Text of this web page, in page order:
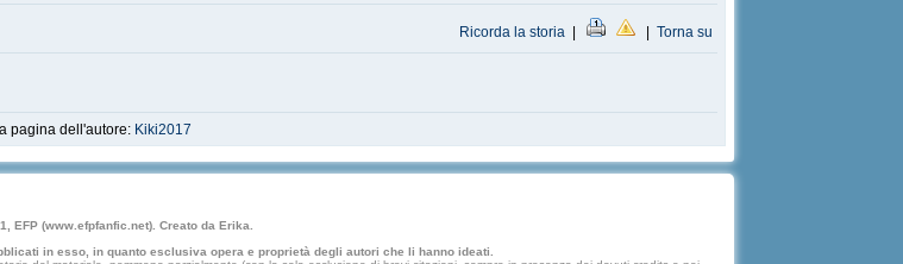
Ricorda la storia | |Torna su
pagina dell'autore: Kiki2017
EFP (www.efpfanfic.net). Creato da Erika.
in esso, in quanto esclusiva opera e proprietà degli autori che li hanno ideati.